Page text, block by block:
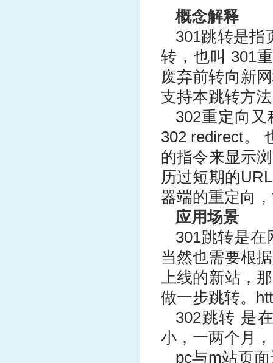
概念解释
301跳转是指
转，也叫 301
废弃前转向新
支持本跳转方
302重定向
302 redirect。
的指令来显示
历过短期的
器端的重定向
应用场景
301跳转是在
当然也需要根
上线的新站，
做一步跳转。
302跳转 是
小，一两个月
pc与m站页